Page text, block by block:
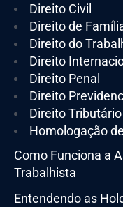
Direito Civil
Direito de
Direito do
Direito
Direito Penal
Direito
Direito Tributário
Homologação
Como Funciona a
Trabalhista
Entendendo as